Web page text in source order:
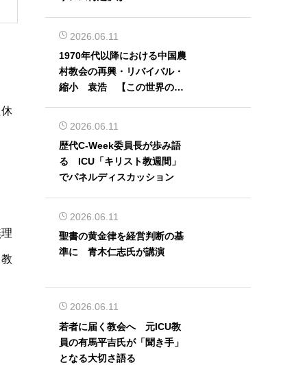
2026.06.11
1970年代以降における中国農
村教会の再興・リバイバル・
縮小 袁浩 【この世界の片
2026.06.11
歴代C-Week委員長が歩み語
る ICU「キリスト教週間」
でパネルディスカッション
2026.06.11
聖書の黄金律を経営判断の基
準に 青木仁志氏が講演
2026.06.11
若者に届く教会へ 元ICU教
員の有馬平吉氏が「聞き手」
となる大切さ語る